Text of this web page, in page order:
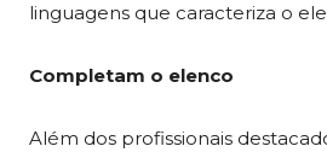
linguagens que caracteriza o
Completam o elenco
Além dos profissionais